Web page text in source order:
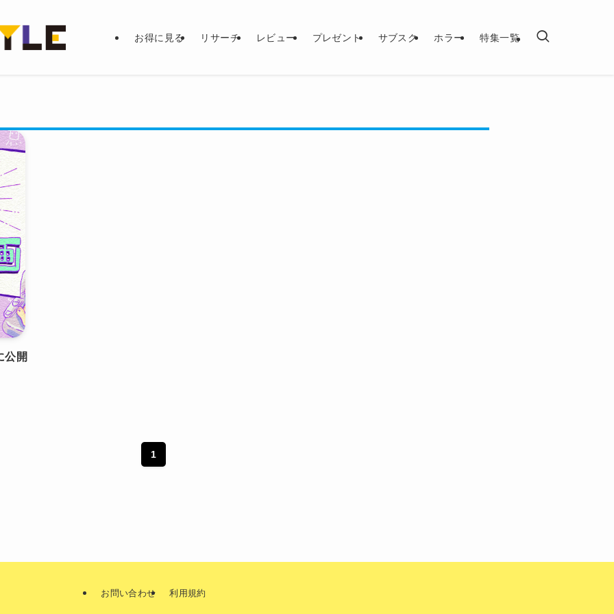
お得に見る リサーチ レビュー プレゼント サブスク ホラー 特集一覧
公開
1
お問い合わせ 利用規約